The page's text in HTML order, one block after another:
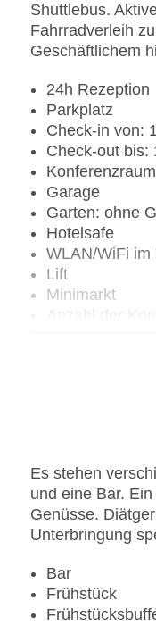
Shuttlebus.
Fahrradverleih
Geschäftlichem
24h Rezeption
Parkplatz
Check-in von:
Check-out bis:
Konferenzraum
Garage
Garten: ohne
Hotelsafe
WLAN/WiFi im
Lift
Minimarkt
Anzahl der
Es stehen
und eine Bar.
Genüsse.
Unterbringung
Bar
Frühstück